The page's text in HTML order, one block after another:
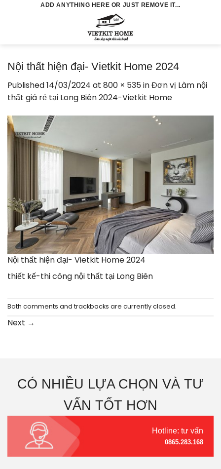
ADD ANYTHING HERE OR JUST REMOVE IT...
Nội thất hiện đại- Vietkit Home 2024
Published14/03/2024 at 800 × 535inĐơn vị Làm nội
thất giá rẻ tại Long Biên 2024-Vietkit Home
Nội thất hiện đại- Vietkit Home 2024
thiết kế-thi công nội thất tại Long Biên
Both comments and trackbacks are currently closed.
Next →
CÓ NHIỀU LỰA CHỌN VÀ TƯ
VẤN TỐT HƠN
Hotline: tư vấn
0865.283.168